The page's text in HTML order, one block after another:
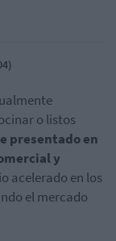
o listos
presentado en
y
acelerado en los
el mercado